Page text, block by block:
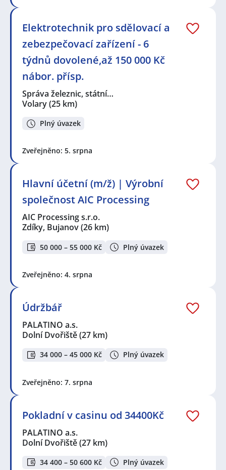
Elektrotechnik pro sdělovací a
zebezpečovací zařízení - 6
týdnů dovolené,až 150 000 Kč
nábor. přísp.
Správa železnic, státní…
Volary(25 km)
Plný úvazek
Zveřejněno: 5. srpna
Hlavní účetní (m/ž) | Výrobní
společnost AIC Processing
AIC Processing s.r.o.
Zdíky, Bujanov(26 km)
50 000 – 55 000 Kč Plný úvazek
Zveřejněno: 4. srpna
Údržbář
PALATINO a.s.
Dolní Dvořiště(27 km)
34 000 – 45 000 Kč Plný úvazek
Zveřejněno: 7. srpna
Pokladní v casinu od 34400Kč
PALATINO a.s.
Dolní Dvořiště(27 km)
34 400 – 50 600 Kč Plný úvazek